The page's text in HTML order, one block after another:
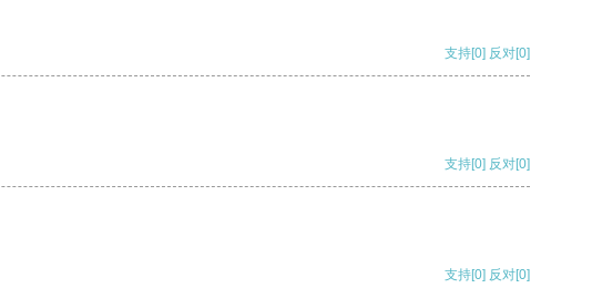
支持[0] 反对[0]
支持[0] 反对[0]
支持[0] 反对[0]